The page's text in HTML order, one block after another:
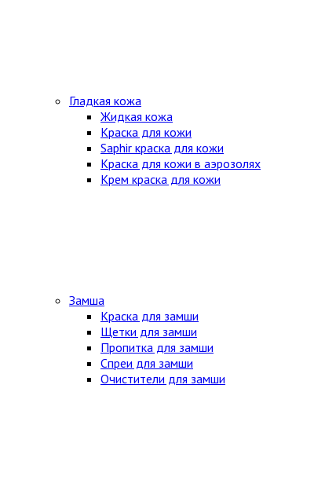
Гладкая кожа
Жидкая кожа
Краска для кожи
Saphir краска для кожи
Краска для кожи в аэрозолях
Крем краска для кожи
Замша
Краска для замши
Щетки для замши
Пропитка для замши
Спреи для замши
Очистители для замши